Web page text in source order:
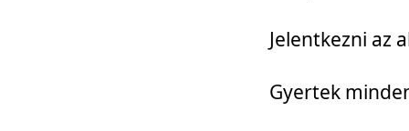
Jelentkezni az
Gyertek